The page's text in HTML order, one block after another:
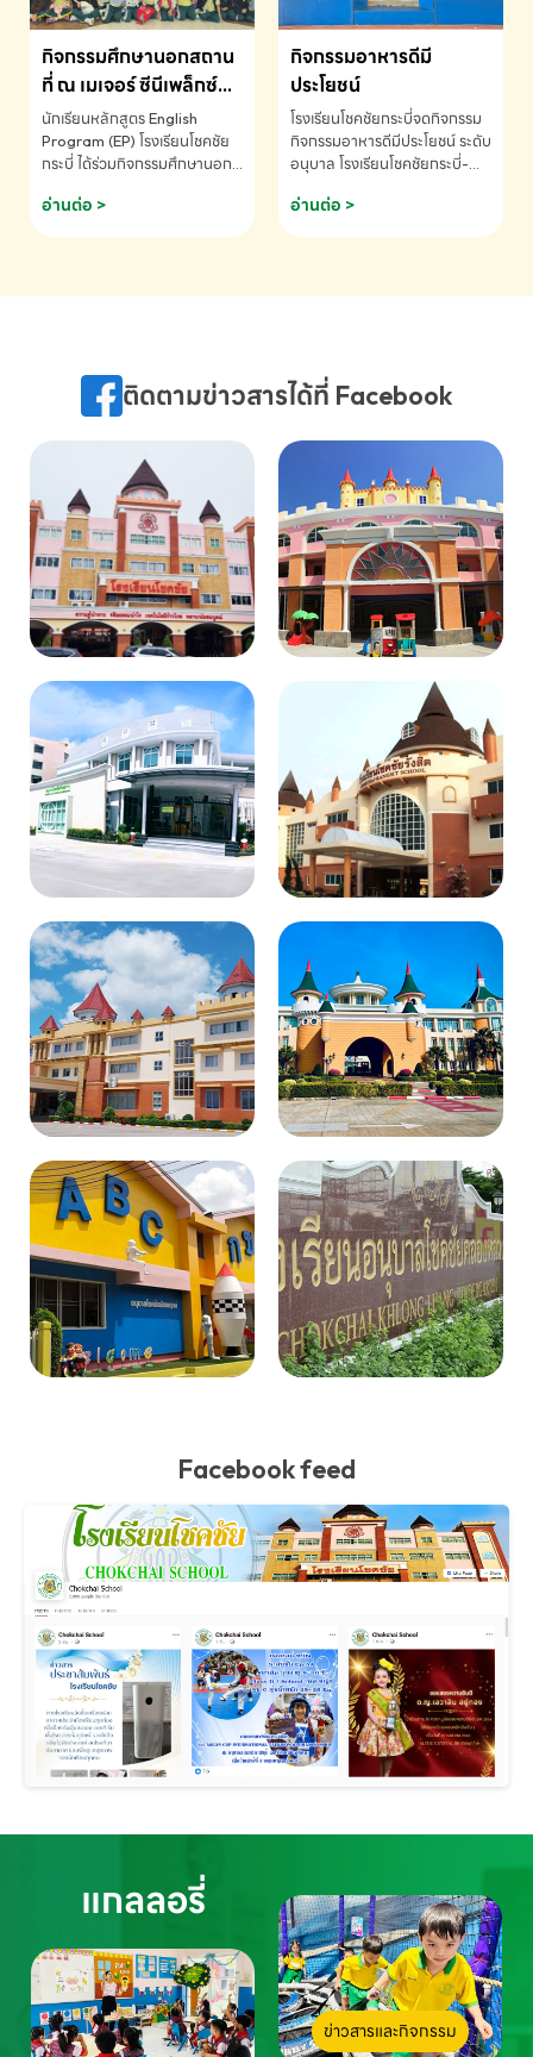
รางวัลรองชนะเลิศอันดับที่ 2
Mental Arithmetic
Competition K2 - ถ้วยรางวัล
รองชนะเลิศอันดับที่ 2 Mental
K2(Grop) โรงเรียนโชคชัยกระบี่-
สอบถามข้อมูลเพิ่มเติม โทร.
075-691910
กิจกรรมศึกษานอกสถาน
ที่ ณ เมเจอร์ ซีนีเพล็กซ์
ระดับประถมศึกษา (EP.1-
6)
นักเรียนหลักสูตร English
Program (EP) โรงเรียนโชคชัย
กระบี่ ได้ร่วมกิจกรรมศึกษานอก
ชมภาพยนตร์ Toy Story 5
(Soundtrack)เพื่อเสริมทักษะ
ภาษา ผ่านประสบการณ์การเรียนรู้
075-691910
อ่านต่อ >
กิจกรรมอาหารดีมี
ประโยชน์
โรงเรียนโชคชัยกระบี่จดกิจกรรม
กิจกรรมอาหารดีมีประโยชน์ ระดับ
อนุบาล โรงเรียนโชคชัยกระบี่-
075-691910
อ่านต่อ >
ติดตามข่าวสารได้ที่ Facebook
Facebook feed
แกลลอรี่
ข่าวสารและกิจกรรม